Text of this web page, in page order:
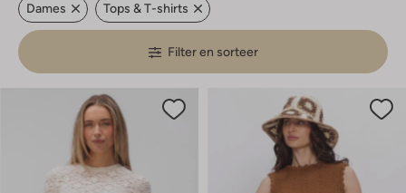
Dames Tops & T-shirts
Filter en sorteer